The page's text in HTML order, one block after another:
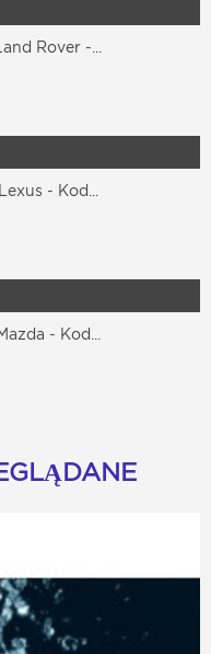
Rover -...
- Kod...
- Kod...